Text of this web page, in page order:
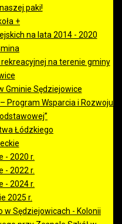
paki!
+
na lata 2014 - 2020
na terenie gminy
Gminie Sędziejowice
Program Wsparcia i Rozwoju
Łódzkiego
- 2020 r.
- 2022 r.
- 2024 r.
2025 r.
Sędziejowicach - Kolonii